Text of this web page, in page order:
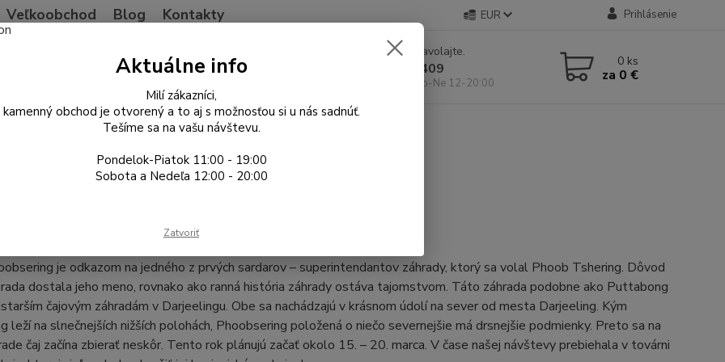
Veľkoobchod Blog Kontakty EUR Prihlásenie
Hľadať
Neviete si rady? Zavolajte.
+421 904 546 409
Po-Pia 11-19:00, So-Ne 12-20:00
0 ks
za 0 €
Návšteva Darjeelingu 2014 Čajová záhrada Phoobsering
je odkazom na jedného z prvých sardarov – superintendantov záhrady, ktorý sa volal Phoob Tshering. Dôvod
dostala jeho meno, rovnako ako ranná história záhrady ostáva tajomstvom. Táto záhrada podobne ako Puttabong
čajovým záhradám v Darjeelingu. Obe sa nachádzajú v krásnom údolí na sever od mesta Darjeeling. Kým
leží na slnečnejších nižších polohách, Phoobsering položená o niečo severnejšie má drsnejšie podmienky. Preto sa na
čaj začína zbierať neskôr. Tento rok plánujú začať okolo 15. – 20. marca. V čase našej návštevy prebiehala v továrni
Aktuálne info
Milí zákazníci,
kamenný obchod je otvorený a to aj s možnosťou si u nás sadnúť.
Tešíme sa na vašu návštevu.
Pondelok-Piatok 11:00 - 19:00
Sobota a Nedeľa 12:00 - 20:00
Zatvoriť